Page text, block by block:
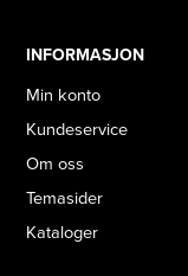
INFORMASJON
Min konto
Kundeservice
Om oss
Temasider
Kataloger